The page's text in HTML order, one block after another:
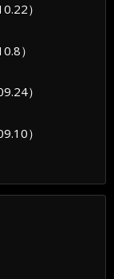
）
）
）
）